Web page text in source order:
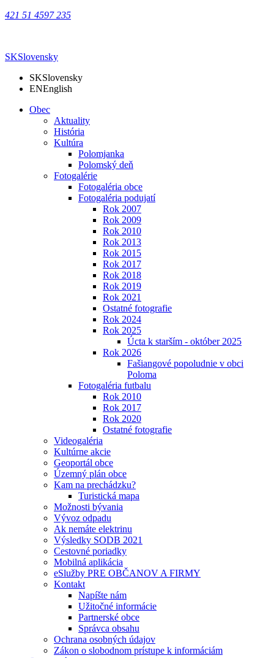
421 51 4597 235
SKSlovensky
SKSlovensky
ENEnglish
Obec
Aktuality
História
Kultúra
Polomjanka
Polomský deň
Fotogalérie
Fotogaléria obce
Fotogaléria podujatí
Rok 2007
Rok 2009
Rok 2010
Rok 2013
Rok 2015
Rok 2017
Rok 2018
Rok 2019
Rok 2021
Ostatné fotografie
Rok 2024
Rok 2025
Úcta k starším - október 2025
Rok 2026
Fašiangové popoludnie v obci
Poloma
Fotogaléria futbalu
Rok 2010
Rok 2017
Rok 2020
Ostatné fotografie
Videogaléria
Kultúrne akcie
Geoportál obce
Územný plán obce
Kam na prechádzku?
Turistická mapa
Možnosti bývania
Vývoz odpadu
Ak nemáte elektrinu
Výsledky SODB 2021
Cestovné poriadky
Mobilná aplikácia
eSlužby PRE OBČANOV A FIRMY
Kontakt
Napíšte nám
Užitočné informácie
Partnerské obce
Správca obsahu
Ochrana osobných údajov
Zákon o slobodnom prístupe k informáciám